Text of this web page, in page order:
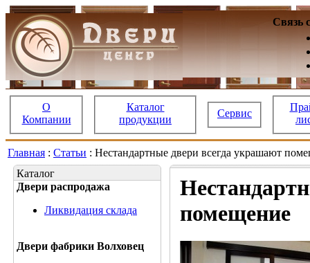
Связь
О
Компании
Каталог
продукции
Сервис
Главная : Статьи : Нестандартные двери всегда украшают
Каталог
Двери распродажа
Ликвидация склада
Двери фабрики Волховец
помещение